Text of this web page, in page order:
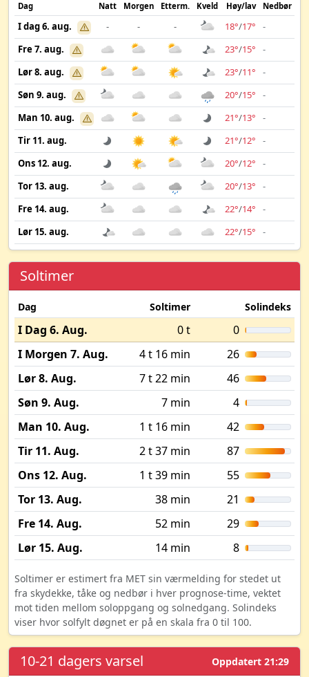
Dag Natt Morgen Etterm. Kveld Høy/lav Nedbør
I dag 6. aug. - - - 18°/17°
-
Fre 7. aug.
23°/15°
-
Lør 8. aug.
23°/11°
-
Søn 9. aug.
20°/15°
-
Man 10. aug.
21°/13°
-
Tir 11. aug.
21°/12°
-
Ons 12. aug.
20°/12°
-
Tor 13. aug.
20°/13°
-
Fre 14. aug.
22°/14°
-
Lør 15. aug.
22°/15° -
Soltimer
Dag Soltimer Solindeks
I Dag 6. Aug. 0 t
0
I Morgen 7. Aug.
4 t 16 min
26
Lør 8. Aug.
7 t 22 min
46
Søn 9. Aug.
7 min
4
Man 10. Aug.
1 t 16 min
42
Tir 11. Aug.
2 t 37 min
87
Ons 12. Aug.
1 t 39 min
55
Tor 13. Aug.
38 min
21
Fre 14. Aug.
52 min
29
Lør 15. Aug.
14 min 8
Soltimer er estimert fra MET sin værmelding for stedet ut
fra skydekke, tåke og nedbør i hver prognose-time, vektet
mot tiden mellom soloppgang og solnedgang. Solindeks
viser hvor solfylt døgnet er på en skala fra 0 til 100.
10-21 dagers varsel Oppdatert 21:29